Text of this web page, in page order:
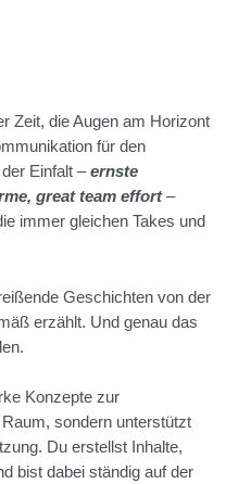
Zeit, die Augen am Horizont
für den
Einfalt –ernste
great team effort–
immer gleichen Takes und
Geschichten von der
erzählt. Und genau das
Konzepte zur
sondern unterstützt
Du erstellst Inhalte,
bist dabei ständig auf der